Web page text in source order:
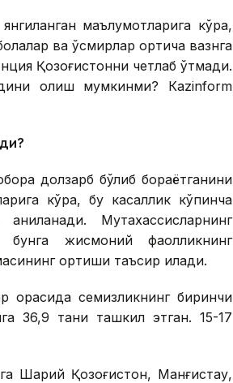
маълумотларига кўра,
ва ўсмирлар ортиқча вазнга
Қозоғистонни четлаб ўтмади.
олиш мумкинми? Кazinform
долзарб бўлиб бораётганини
кўра, бу касаллик кўпинча
Мутахассисларнинг
бунга жисмоний фаолликнинг
ортиши таъсир қилади.
орасида семизликнинг биринчи
36,9 тани ташкил этган. 15-17
Шарқий Қозоғистон, Манғистау,